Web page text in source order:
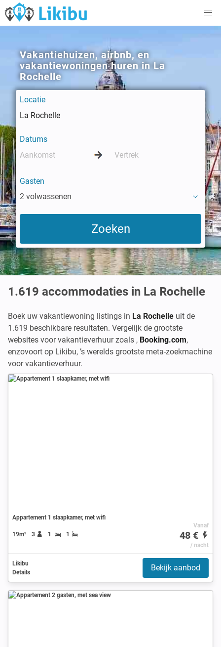
Vakantiehuizen, airbnb, en
vakantiewoningen huren in La
Rochelle
Locatie
Datums
Gasten
2 volwassenen
1.619 accommodaties in La Rochelle
Boek uw vakantiewoning listings in La Rochelle uit de
1.619 beschikbare resultaten. Vergelijk de grootste
websites voor vakantieverhuur zoals , Booking.com,
enzovoort op Likibu, ’s werelds grootste meta-zoekmachine
voor vakantieverhuur.
Appartement 1 slaapkamer, met wifi
19m² 3 1 1
Vanaf
48 €
/ nacht
Likibu
Details
Bekijk aanbod